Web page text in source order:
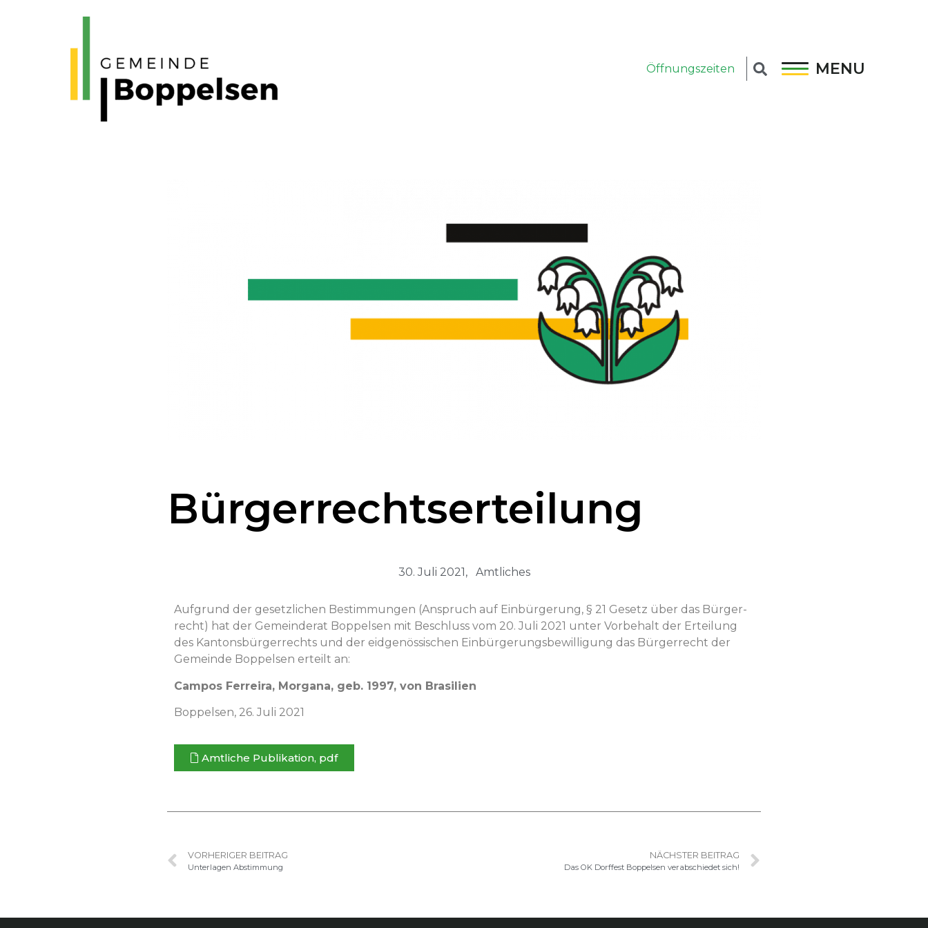
Öffnungszeiten MENU
Bürgerrechtserteilung
30. Juli 2021, Amtliches
Auf­grund der geset­zlichen Bes­tim­mungen (Anspruch auf Ein­bürgerung, § 21 Gesetz über das Bürg­er­
recht) hat der Gemein­der­at Bop­pelsen mit Beschluss vom 20. Juli 2021 unter Vor­be­halt der Erteilung
des Kan­tons­bürg­er­rechts und der eid­genös­sis­chen Ein­bürgerungs­be­wil­li­gung das Bürg­er­recht der
Gemeinde Bop­pelsen erteilt an:
Cam­pos Fer­reira, Mor­gana, geb. 1997, von Brasilien
Bop­pelsen, 26. Juli 2021
Amtliche Pub­lika­tion, pdf
VORHERIGER BEITRAG
Unterlagen Abstimmung
NÄCHSTER BEITRAG
Das OK Dorffest Boppelsen verabschiedet sich!